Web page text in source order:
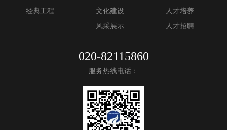
经典工程
文化建设
风采展示
人才培养
人才招聘
020-82115860
服务热线电话：